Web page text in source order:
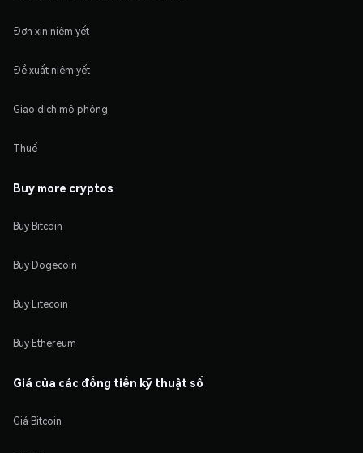
Đơn xin niêm yết
Đề xuất niêm yết
Giao dịch mô phỏng
Thuế
Buy more cryptos
Buy Bitcoin
Buy Dogecoin
Buy Litecoin
Buy Ethereum
Giá của các đồng tiền kỹ thuật số
Giá Bitcoin